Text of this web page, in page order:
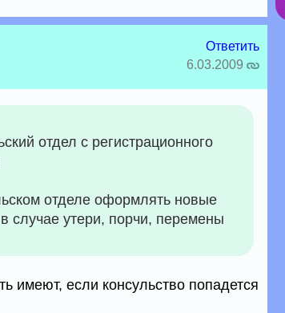
Ответить
6.03.2009
отдел с регистрационного
отделе оформлять новые
случае утери, порчи, перемены
имеют, если консульство попадется